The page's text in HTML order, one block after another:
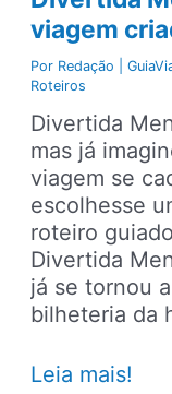
viagem
Por Redação |
Roteiros
Divertida
mas já
viagem se
escolhesse
roteiro
Divertida
já se tornou
bilheteria da
Divertida
Leia mais!